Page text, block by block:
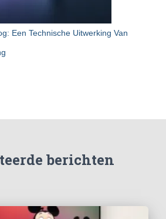
Een Technische Uitwerking Van
berichten